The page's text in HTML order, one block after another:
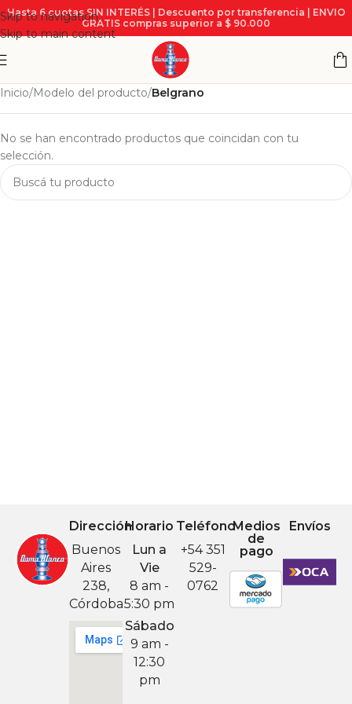
Skip to navigation
Skip to main content
Hasta 6 cuotas SIN INTERÉS | Descuento por transferencia | ENVIO
GRATIS compras superior a $ 90.000
Inicio/Modelo del producto/Belgrano
No se han encontrado productos que coincidan con tu
selección.
Dirección
Buenos
Aires
238,
Córdoba
Horario
Lun a
Vie
8 am -
5:30 pm
Sábado
9 am -
12:30
pm
Teléfono
+54 351
529-
0762
Medios
de
pago
Envíos